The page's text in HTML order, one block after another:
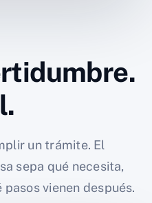
un trámite. El
sepa qué necesita,
vienen después.